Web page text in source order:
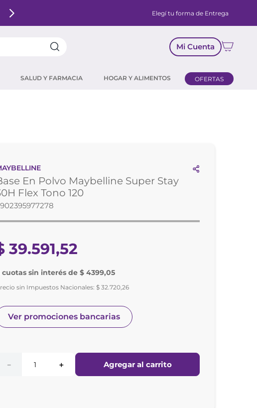
Elegí tu forma de Entrega
Mi Cuenta
SALUD Y FARMACIA HOGAR Y ALIMENTOS OFERTAS
En Polvo Maybelline Super Stay
Flex Tono 120
39.591,52
cuotas sin interés de $ 4399,05
sin Impuestos Nacionales:$ 32.720,26
Ver promociones bancarias
＋
－ Agregar al carrito